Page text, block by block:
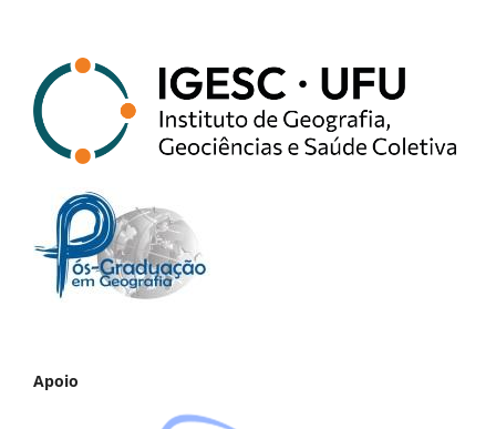
Apoio